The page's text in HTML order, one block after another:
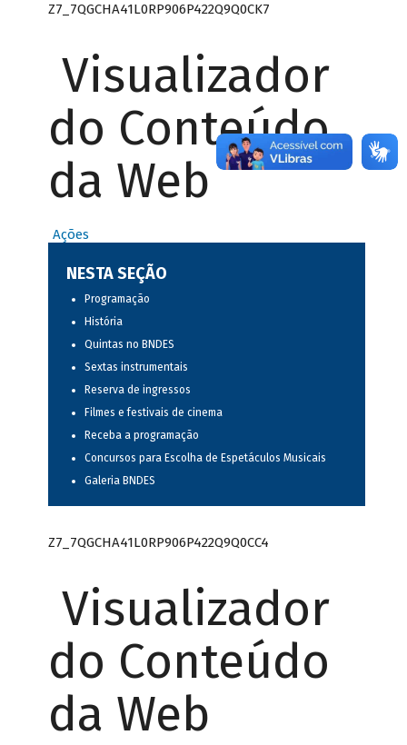
Z7_7QGCHA41L0RP906P422Q9Q0CK7
Visualizador
do Conteúdo
da Web
Ações
NESTA SEÇÃO
Programação
História
Quintas no BNDES
Sextas instrumentais
Reserva de ingressos
Filmes e festivais de cinema
Receba a programação
Concursos para Escolha de Espetáculos Musicais
Galeria BNDES
Z7_7QGCHA41L0RP906P422Q9Q0CC4
Visualizador
do Conteúdo
da Web